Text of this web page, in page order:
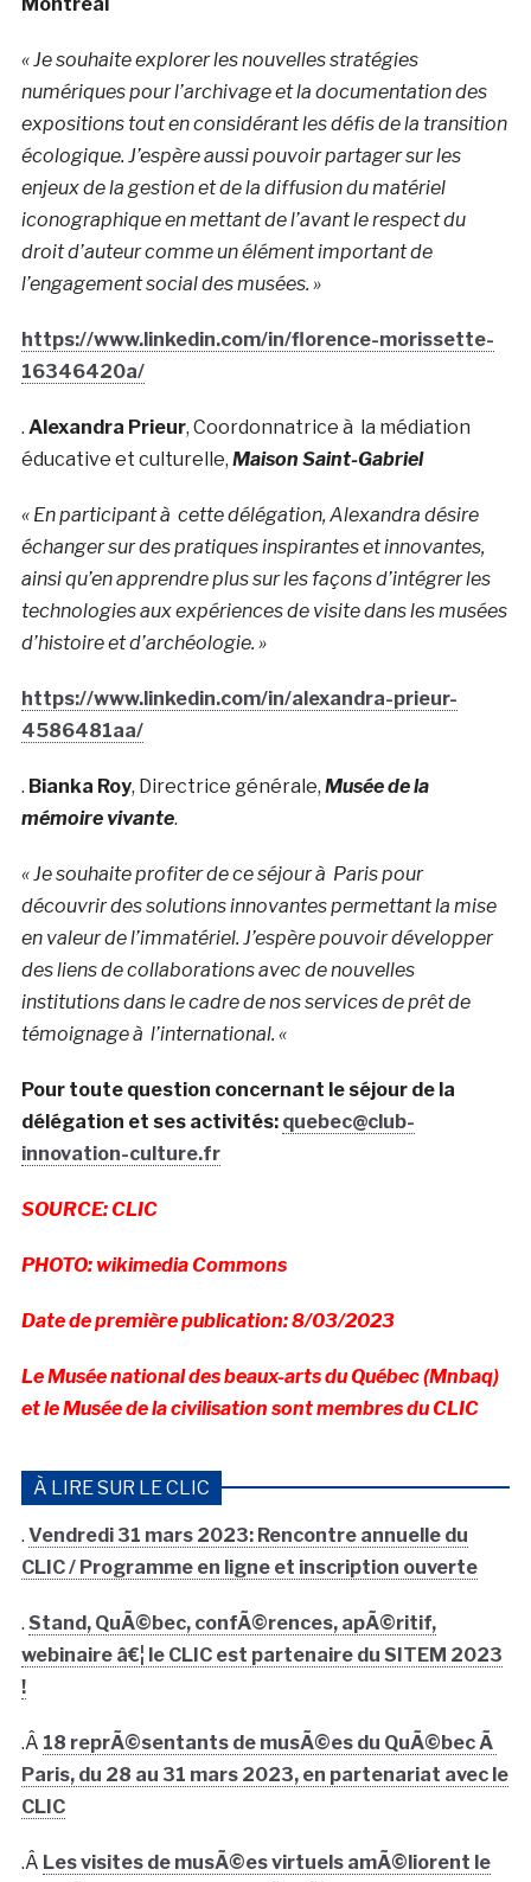
« Je souhaite explorer les nouvelles stratégies
numériques pour l’archivage et la documentation des
expositions tout en considérant les défis de la transition
écologique. J’espère aussi pouvoir partager sur les
enjeux de la gestion et de la diffusion du matériel
iconographique en mettant de l’avant le respect du
droit d’auteur comme un élément important de
l’engagement social des musées. »
https://www.linkedin.com/in/florence-morissette-
16346420a/
. Alexandra Prieur, Coordonnatrice à la médiation
éducative et culturelle, Maison Saint-Gabriel
« En participant à cette délégation, Alexandra désire
échanger sur des pratiques inspirantes et innovantes,
ainsi qu’en apprendre plus sur les façons d’intégrer les
technologies aux expériences de visite dans les musées
d’histoire et d’archéologie. »
https://www.linkedin.com/in/alexandra-prieur-
4586481aa/
. Bianka Roy, Directrice générale, Musée de la
mémoire vivante.
« Je souhaite profiter de ce séjour à Paris pour
découvrir des solutions innovantes permettant la mise
en valeur de l’immatériel. J’espère pouvoir développer
des liens de collaborations avec de nouvelles
institutions dans le cadre de nos services de prêt de
témoignage à l’international. «
Pour toute question concernant le séjour de la
délégation et ses activités: quebec@club-
innovation-culture.fr
SOURCE: CLIC
PHOTO: wikimedia Commons
Date de première publication: 8/03/2023
Le Musée national des beaux-arts du Québec (Mnbaq)
et le Musée de la civilisation sont membres du CLIC
À LIRE SUR LE CLIC
. Vendredi 31 mars 2023: Rencontre annuelle du
CLIC / Programme en ligne et inscription ouverte
. Stand, QuÃ©bec, confÃ©rences, apÃ©ritif,
webinaire â€¦ le CLIC est partenaire du SITEM 2023
!
.Â 18 reprÃ©sentants de musÃ©es du QuÃ©bec Ã
Paris, du 28 au 31 mars 2023, en partenariat avec le
CLIC
.Â Les visites de musÃ©es virtuels amÃ©liorent le